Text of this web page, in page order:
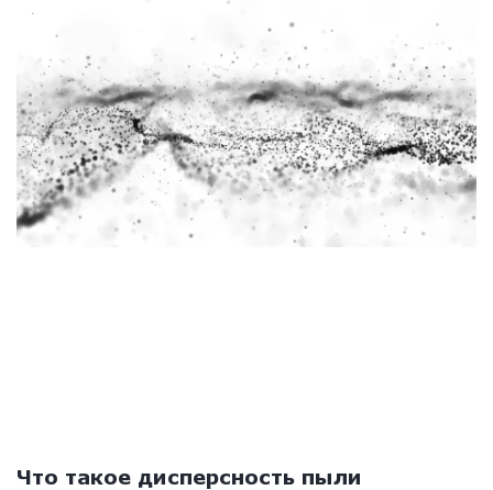
Что такое дисперсность пыли